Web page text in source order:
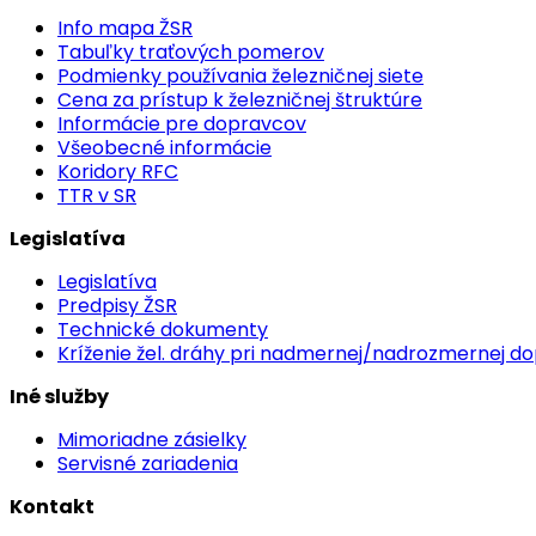
Info mapa ŽSR
Tabuľky traťových pomerov
Podmienky používania železničnej siete
Cena za prístup k železničnej štruktúre
Informácie pre dopravcov
Všeobecné informácie
Koridory RFC
TTR v SR
Legislatíva
Legislatíva
Predpisy ŽSR
Technické dokumenty
Kríženie žel. dráhy pri nadmernej/nadrozmernej
Iné služby
Mimoriadne zásielky
Servisné zariadenia
Kontakt